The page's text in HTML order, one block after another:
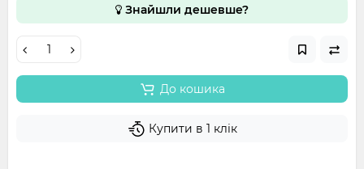
Знайшли дешевше?
До кошика
Купити в 1 клік